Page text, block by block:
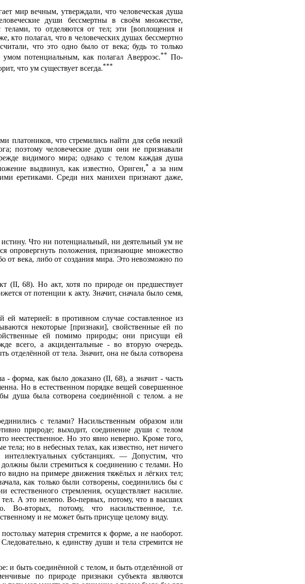
мир вечным, утверждали, что человеческая душа
души бессмертны в своём множестве,
то отделяются от тел; эти [воплощения и
кто полагал, что в человеческих душах бессмертно
что это одно было от века; будь то только
потенциальным, как полагал Аверроэс.** По-
что ум существует всегда.***
платоников, что стремились найти для себя некий
поэтому человеческие души они не признавали
видимого мира; однако с телом каждая душа
выдвинул, как известно, Ориген,* а за ним
еретиками. Среди них манихеи признают даже,
Что ни потенциальный, ни деятельный ум не
опровергнуть положения, признающие множество
от века, либо от создания мира. Это невозможно по
(II, 68). Но акт, хотя по природе он предшествует
от потенции к акту. Значит, сначала было семя,
материей: в противном случае составленное из
некоторые [признаки], свойственные ей по
ей помимо природы; они присущи ей
всего, а акцидентальные - во вторую очередь.
отделённой от тела. Значит, она не была сотворена
- форма, как было доказано (II, 68), а значит - часть
Но в естественном порядке вещей совершенное
душа была сотворена соединённой с телом. а не
с телами? Насильственным образом или
природе; выходит, соединение души с телом
неестественное. Но это явно неверно. Кроме того,
но в небесных телах, как известно, нет ничего
субстанциях. — Допустим, что
были стремиться к соединению с телами. Но
видно на примере движения тяжёлых и лёгких тел;
как только были сотворены, соединились бы с
стремления, осуществляет насилие.
А это нелепо. Во-первых, потому, что в высших
Во-вторых, потому, что насильственное, т.е.
и не может быть присуще целому виду.
материя стремится к форме, а не наоборот.
к единству души и тела стремится не
и быть соединённой с телом, и быть отделённой от
по природе признаки субъекта являются